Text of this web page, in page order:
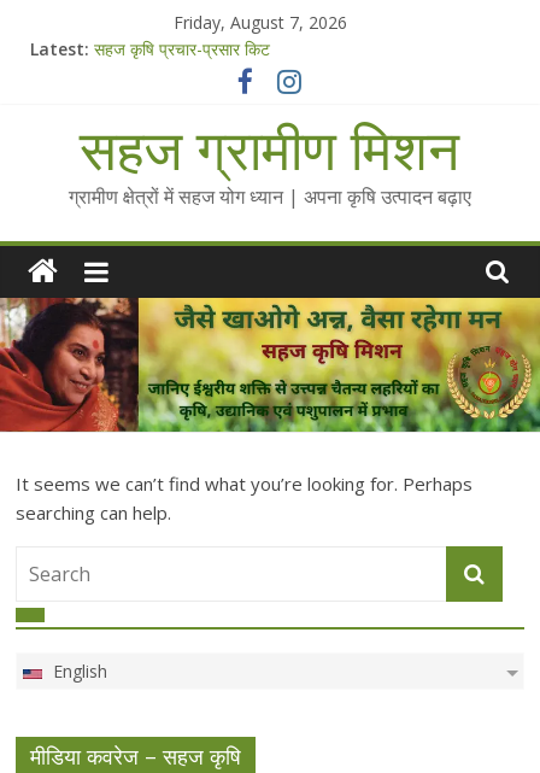
Friday, August 7, 2026
Latest: सहज कृषि प्रचार-प्रसार किट
Standee Designs @ 2025 for Sahaj Krishi Promotions
Chalo Gaon Ki Or Abhiyaan - 2025-26
Collected Talks on Vibrated Water
सहज ग्रामीण मिशन
ग्रामीण क्षेत्रों में सहज योग ध्यान | अपना कृषि उत्पादन बढ़ाए
It seems we can’t find what you’re looking for. Perhaps
searching can help.
English
मीडिया कवरेज – सहज कृषि